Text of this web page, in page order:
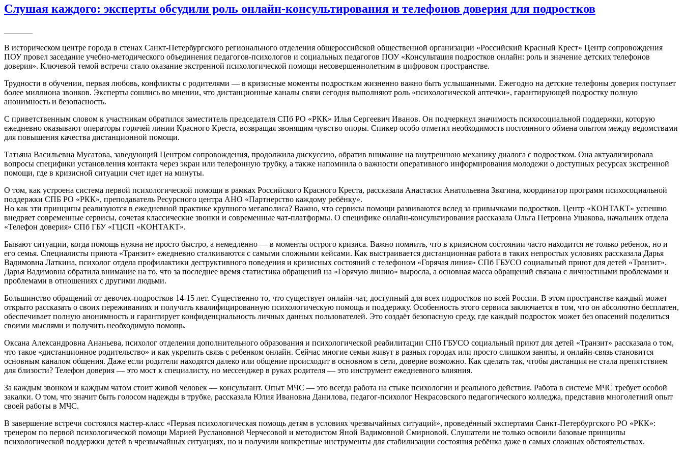
Слушая каждого: эксперты обсудили роль онлайн-консультирования и телефонов доверия для подростков
В историческом центре города в стенах Санкт-Петербургского регионального отделения общероссийской общественной организации «Российский Красный Крест» Центр сопровождения
ПОУ провел заседание учебно-методического объединения педагогов-психологов и социальных педагогов ПОУ «Консультация подростков онлайн: роль и значение детских телефонов
доверия». Ключевой темой встречи стало оказание экстренной психологической помощи несовершеннолетним в цифровом пространстве.
Трудности в обучении, первая любовь, конфликты с родителями — в кризисные моменты подросткам жизненно важно быть услышанными. Ежегодно на детские телефоны доверия поступает
более миллиона звонков. Эксперты сошлись во мнении, что дистанционные каналы связи сегодня выполняют роль «психологической аптечки», гарантирующей подростку полную
анонимность и безопасность.
С приветственным словом к участникам обратился заместитель председателя СПб РО «РКК» Илья Сергеевич Иванов. Он подчеркнул значимость психосоциальной поддержки, которую
ежедневно оказывают операторы горячей линии Красного Креста, возвращая звонящим чувство опоры. Спикер особо отметил необходимость постоянного обмена опытом между ведомствами
для повышения качества дистанционной помощи.
Татьяна Васильевна Мусатова, заведующий Центром сопровождения, продолжила дискуссию, обратив внимание на внутреннюю механику диалога с подростком. Она актуализировала
вопросы специфики установления контакта через экран или телефонную трубку, а также напомнила о важности оперативного информирования молодежи о доступных ресурсах экстренной
помощи, где в кризисной ситуации счет идет на минуты.
О том, как устроена система первой психологической помощи в рамках Российского Красного Креста, рассказала Анастасия Анатольевна Звягина, координатор программ психосоциальной
поддержки СПБ РО «РКК», преподаватель Ресурсного центра АНО «Партнерство каждому ребёнку».
Но как эти принципы реализуются в ежедневной практике крупного мегаполиса? Важно, что сервисы помощи развиваются вслед за привычками подростков. Центр «КОНТАКТ» успешно
внедряет современные сервисы, сочетая классические звонки и современные чат-платформы. О специфике онлайн-консультирования рассказала Ольга Петровна Ушакова, начальник отдела
«Телефон доверия» СПб ГБУ «ГЦСП «КОНТАКТ».
Бывают ситуации, когда помощь нужна не просто быстро, а немедленно — в моменты острого кризиса. Важно помнить, что в кризисном состоянии часто находится не только ребенок, но и
его семья. Специалисты приюта «Транзит» ежедневно сталкиваются с самыми сложными кейсами. Как выстраивается дистанционная работа в таких непростых условиях рассказала Дарья
Вадимовна Латкина, психолог отдела профилактики деструктивного поведения и кризисных состояний с телефоном «Горячая линия» СПб ГБУСО социальный приют для детей «Транзит».
Дарья Вадимовна обратила внимание на то, что за последнее время статистика обращений на «Горячую линию» выросла, а основная масса обращений связана с личностными проблемами и
проблемами в отношениях с другими людьми.
Большинство обращений от девочек-подростков 14-15 лет. Существенно то, что существует онлайн-чат, доступный для всех подростков по всей России. В этом пространстве каждый может
открыто рассказать о своих переживаниях и получить квалифицированную психологическую помощь и поддержку. Особенность этого сервиса заключается в том, что он абсолютно бесплатен,
обеспечивает полную анонимность и гарантирует конфиденциальность личных данных пользователей. Это создаёт безопасную среду, где каждый подросток может без опасений поделиться
своими мыслями и получить необходимую помощь.
Оксана Александровна Ананьева, психолог отделения дополнительного образования и психологической реабилитации СПб ГБУСО социальный приют для детей «Транзит» рассказала о том,
что такое «дистанционное родительство» и как укрепить связь с ребенком онлайн. Сейчас многие семьи живут в разных городах или просто слишком заняты, и онлайн-связь становится
основным каналом общения. Даже если родители находятся далеко или общение происходит в основном в сети, доверие возможно. Как сделать так, чтобы дистанция не стала препятствием
для близости? Телефон доверия — это мост к специалисту, но мессенджер в руках родителя — это инструмент ежедневного влияния.
За каждым звонком и каждым чатом стоит живой человек — консультант. Опыт МЧС — это всегда работа на стыке психологии и реального действия. Работа в системе МЧС требует особой
закалки. О том, что значит быть голосом надежды в трубке, рассказала Юлия Ивановна Данилова, педагог-психолог Некрасовского педагогического колледжа, представив многолетний опыт
своей работы в МЧС.
В завершение встречи состоялся мастер‑класс «Первая психологическая помощь детям в условиях чрезвычайных ситуаций», проведённый экспертами Санкт‑Петербургского РО «РКК»:
тренером по первой психологической помощи Марией Руслановной Черчесовой и методистом Яной Вадимовной Смирновой. Слушатели не только освоили базовые принципы
психологической поддержки детей в чрезвычайных ситуациях, но и получили конкретные инструменты для стабилизации состояния ребёнка даже в самых сложных обстоятельствах.